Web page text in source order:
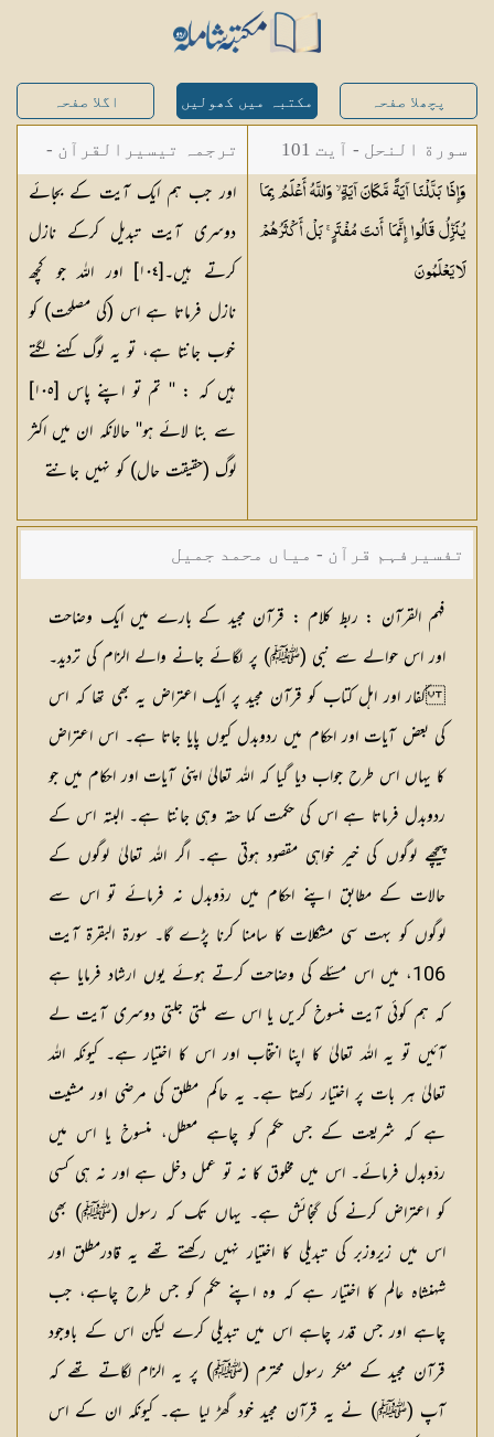
پچھلا صفحہ مکتبہ میں کھولیں اگلا صفحہ
سورة النحل - آیت 101
وَإِذَا بَدَّلْنَا آيَةً مَّكَانَ آيَةٍ ۙ وَاللَّهُ أَعْلَمُ بِمَا
يُنَزِّلُ قَالُوا إِنَّمَا أَنتَ مُفْتَرٍ ۚ بَلْ أَكْثَرُهُمْ
لَايَعْلَمُونَ
ترجمہ تیسیرالقرآن -
مولانا عبد الرحمن
کیلانی
اور جب ہم ایک آیت کے بجائے
دوسری آیت تبدیل کرکے نازل
کرتے ہیں۔[١٠٤] اور اللہ جو کچھ
نازل فرماتا ہے اس (کی مصلحت) کو
خوب جانتا ہے، تو یہ لوگ کہنے لگتے
ہیں کہ : '' تم تو اپنے پاس [١٠٥]
سے بنا لائے ہو'' حالانکہ ان میں اکثر
لوگ (حقیقت حال) کو نہیں جانتے
تفسیرفہم قرآن - میاں محمد جمیل
فہم القرآن : ربط کلام : قرآن مجید کے بارے میں ایک وضاحت
اور اس حوالے سے نبی (ﷺ) پر لگائے جانے والے الزام کی تردید۔
کفار اور اہل کتاب کو قرآن مجید پر ایک اعتراض یہ بھی تھا کہ اس
کی بعض آیات اور احکام میں ردوبدل کیوں پایا جاتا ہے۔ اس اعتراض
کا یہاں اس طرح جواب دیا گیا کہ اللہ تعالیٰ اپنی آیات اور احکام میں جو
ردوبدل فرماتا ہے اس کی حکمت کما حقہ وہی جانتا ہے۔ البتہ اس کے
پیچھے لوگوں کی خیر خواہی مقصود ہوتی ہے۔ اگر اللہ تعالیٰ لوگوں کے
حالات کے مطابق اپنے احکام میں ردّوبدل نہ فرمائے تو اس سے
لوگوں کو بہت سی مشکلات کا سامنا کرنا پڑے گا۔ سورۃ البقرۃ آیت
106، میں اس مسئلے کی وضاحت کرتے ہوئے یوں ارشاد فرمایا ہے
کہ ہم کوئی آیت منسوخ کریں یا اس سے ملتی جلتی دوسری آیت لے
آئیں تو یہ اللہ تعالیٰ کا اپنا انتخاب اور اس کا اختیار ہے۔ کیونکہ اللہ
تعالیٰ ہر بات پر اختیار رکھتا ہے۔ یہ حاکم مطلق کی مرضی اور مشیت
ہے کہ شریعت کے جس حکم کو چاہے معطل، منسوخ یا اس میں
ردّوبدل فرمائے۔ اس میں مخلوق کا نہ تو عمل دخل ہے اور نہ ہی کسی
کو اعتراض کرنے کی گنجائش ہے۔ یہاں تک کہ رسول (ﷺ) بھی
اس میں زیروزبر کی تبدیلی کا اختیار نہیں رکھتے تھے یہ قادرمطلق اور
شہنشاہ عالم کا اختیار ہے کہ وہ اپنے حکم کو جس طرح چاہے، جب
چاہے اور جس قدر چاہے اس میں تبدیلی کرے لیکن اس کے باوجود
قرآن مجید کے منکر رسول محترم (ﷺ) پر یہ الزام لگاتے تھے کہ
آپ (ﷺ) نے یہ قرآن مجید خود گھڑ لیا ہے۔ کیونکہ ان کے اس